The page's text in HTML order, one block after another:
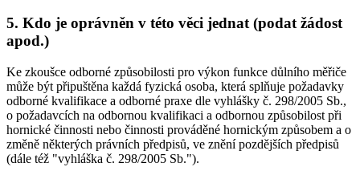
5. Kdo je oprávněn v této věci jednat (podat žádost
apod.)
Ke zkoušce odborné způsobilosti pro výkon funkce důlního měřiče
může být připuštěna každá fyzická osoba, která splňuje požadavky
odborné kvalifikace a odborné praxe dle vyhlášky č. 298/2005 Sb.,
o požadavcích na odbornou kvalifikaci a odbornou způsobilost při
hornické činnosti nebo činnosti prováděné hornickým způsobem a o
změně některých právních předpisů, ve znění pozdějších předpisů
(dále též "vyhláška č. 298/2005 Sb.").